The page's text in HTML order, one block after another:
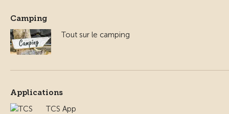
Camping
Tout sur le camping
Applications
TCS App